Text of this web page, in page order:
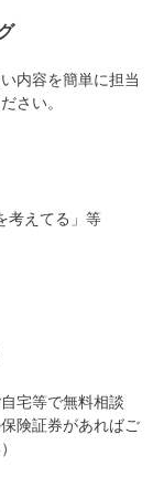
内容を簡単に担当
ください。
考えてる」等
宅等で無料相談
保険証券があればご
さい）